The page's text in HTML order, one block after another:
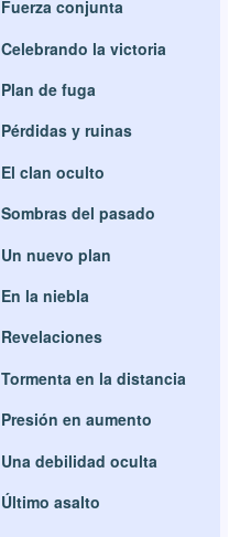
Fuerza conjunta
Celebrando la victoria
Plan de fuga
Pérdidas y ruinas
El clan oculto
Sombras del pasado
Un nuevo plan
En la niebla
Revelaciones
Tormenta en la distancia
Presión en aumento
Una debilidad oculta
Último asalto